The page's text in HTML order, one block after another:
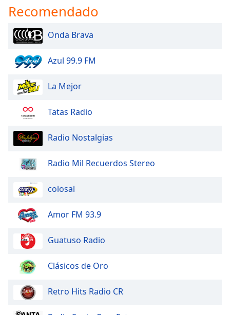
and
close
window.
Text
Opacity
Background
Opacity
Caption
Background
Opacity
Font
Recomendado
Onda Brava
Azul 99.9 FM
La Mejor
Tatas Radio
Radio Nostalgias
Radio Mil Recuerdos Stereo
colosal
Amor FM 93.9
Guatuso Radio
Clásicos de Oro
Retro Hits Radio CR